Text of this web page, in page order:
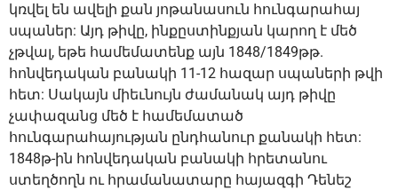
կռվել են ավելի քան յոթանասուն հունգարահայ
սպաներ: Այդ թիվը, ինքըստինքյան կարող է մեծ
չթվալ, եթե համեմատենք այն 1848/1849թթ.
հոնվեդական բանակի 11-12 հազար սպաների թվի
հետ: Սակայն միեւնույն ժամանակ այդ թիվը
չափազանց մեծ է համեմատած
հունգարահայության ընդհանուր քանակի հետ:
1848թ-ին հոնվեդական բանակի հրետանու
ստեղծողն ու հրամանատարը հայազգի Դենեշ